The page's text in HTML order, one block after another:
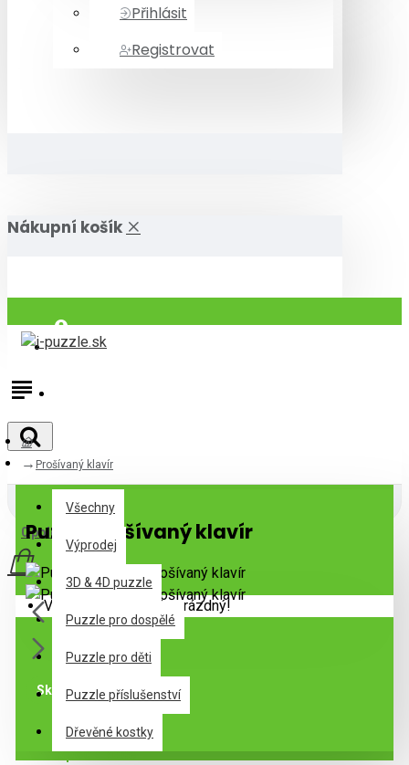
Přihlásit
Registrovat
Nákupní košík
Přihlásit
Všechny
Všechny
Výprodej
3D & 4D puzzle
Puzzle pro dospělé
Puzzle pro děti
Puzzle příslušenství
Dřevěné kostky
0 položek - 0,00€
Váš nákupní košík je prázdný!
Prošívaný klavír
Puzzle Prošívaný klavír
Skladem
Specifikace